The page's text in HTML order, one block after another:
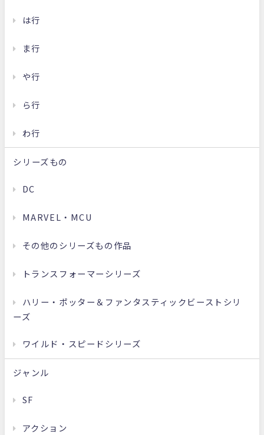
は行
ま行
や行
ら行
わ行
シリーズもの
DC
MARVEL・MCU
その他のシリーズもの作品
トランスフォーマーシリーズ
ハリー・ポッター＆ファンタスティックビーストシリ
ーズ
ワイルド・スピードシリーズ
ジャンル
SF
アクション